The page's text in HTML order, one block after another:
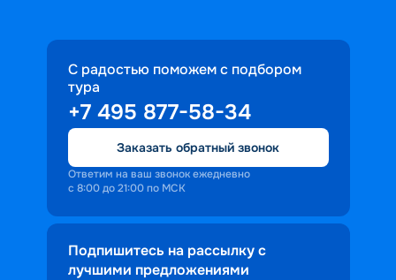
С радостью поможем с подбором
тура
+7 495 877-58-34
Заказать обратный звонок
Ответим на ваш звонок ежедневно
с 8:00 до 21:00 по МСК
Подпишитесь на рассылку с
лучшими предложениями